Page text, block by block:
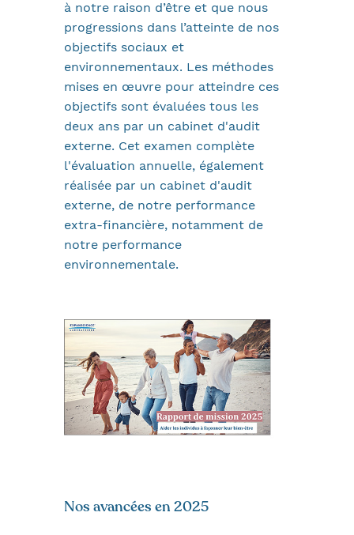
à notre raison d’être et que nous
progressions dans l’atteinte de nos
objectifs sociaux et
environnementaux. Les méthodes
mises en œuvre pour atteindre ces
objectifs sont évaluées tous les
deux ans par un cabinet d'audit
externe. Cet examen complète
l'évaluation annuelle, également
réalisée par un cabinet d'audit
externe, de notre performance
extra-financière, notamment de
notre performance
environnementale.
Nos avancées en 2025